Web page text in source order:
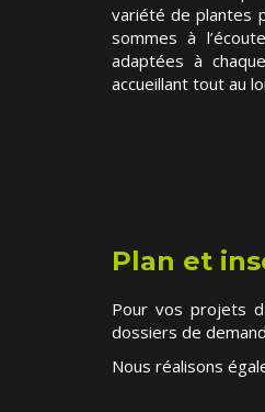
variété de plantes
sommes à
adaptées à
accueillant tout au
Plan et
Pour vos projets
dossiers de
Nous réalisons